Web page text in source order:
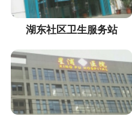
湖东社区卫生服务站